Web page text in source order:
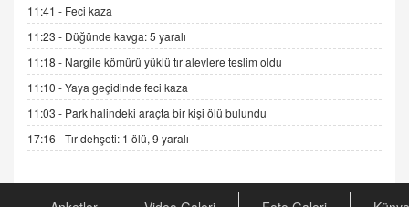
DR. EKREM ASLAN
Gerçek Ne, Algı Ne? "Beraber Yürüyoruz"
Cümlesinin Peşinden
19.07.2025 12:45
GÖNÜL MENEKŞE
Şifacının Yolu
04.11.2025 12:56
AV. RÜMEYSA ÖZKALE
11:41 - Feci kaza
11:23 - Düğünde kavga: 5 yaralı
11:18 - Nargile kömürü yüklü tır alevlere teslim oldu
11:10 -Yaya geçidinde feci kaza
11:03 - Park halindeki araçta bir kişi ölü bulundu
17:16 -Tır dehşeti: 1 ölü, 9 yaralı